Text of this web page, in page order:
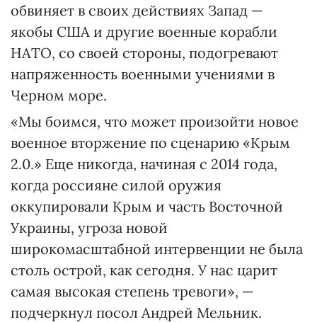
обвиняет в своих действиях Запад —
якобы США и другие военные корабли
НАТО, со своей стороны, подогревают
напряженность военными учениями в
Черном море.
«Мы боимся, что может произойти новое
военное вторжение по сценарию «Крым
2.0.» Еще никогда, начиная с 2014 года,
когда россияне силой оружия
оккупировали Крым и часть Восточной
Украины, угроза новой
широкомасштабной интервенции не была
столь острой, как сегодня. У нас царит
самая высокая степень тревоги», —
подчеркнул посол Андрей Мельник.